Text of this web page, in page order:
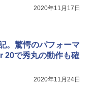
2020年11月17日
。驚愕のパフォーマ
20で秀丸の動作も確
2020年11月24日